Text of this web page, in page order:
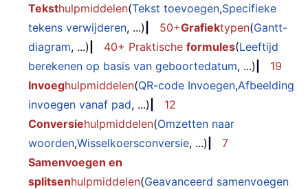
Teksthulpmiddelen(Tekst toevoegen,Specifieke
tekens verwijderen, ...) 50+Grafiektypen(Gantt-
diagram, ...) 40+ Praktische formules(Leeftijd
berekenen op basis van geboortedatum, ...)
19
Invoeghulpmiddelen(QR-code Invoegen,Afbeelding
invoegen vanaf pad, ...)
12
Conversiehulpmiddelen(Omzetten naar
woorden,Wisselkoersconversie, ...)
7
Samenvoegen en
splitsenhulpmiddelen(Geavanceerd samenvoegen